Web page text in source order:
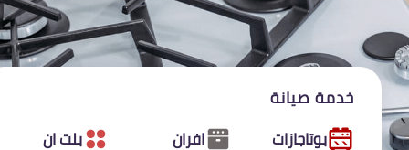
خدمة صيانة
بوتاجازات
افران
بلت ان